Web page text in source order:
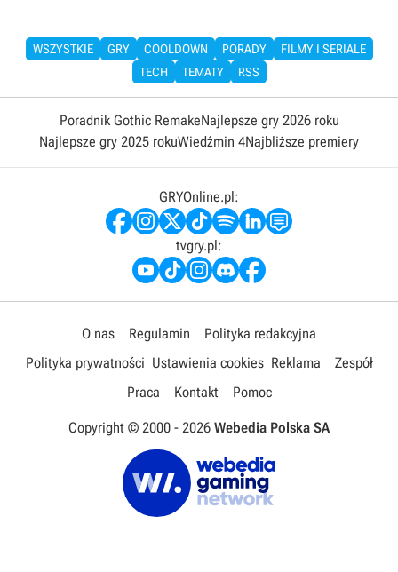
WSZYSTKIE GRY COOLDOWN PORADY
FILMY I SERIALE
TECH
TEMATY RSS
Poradnik Gothic RemakeNajlepsze gry 2026 roku
Najlepsze gry 2025 rokuWiedźmin 4Najbliższe premiery
GRYOnline.pl:
tvgry.pl:
O nas Regulamin
Polityka redakcyjna
Polityka prywatności Ustawienia cookies Reklama
Zespół
Praca
Kontakt Pomoc
Copyright © 2000 - 2026 Webedia Polska SA